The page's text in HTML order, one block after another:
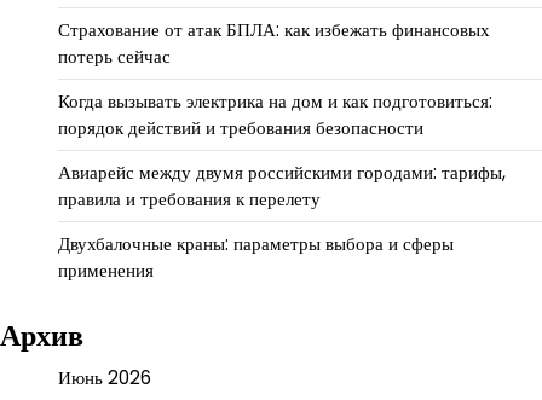
Страхование от атак БПЛА: как избежать финансовых
потерь сейчас
Когда вызывать электрика на дом и как подготовиться:
порядок действий и требования безопасности
Авиарейс между двумя российскими городами: тарифы,
правила и требования к перелету
Двухбалочные краны: параметры выбора и сферы
применения
Архив
Июнь 2026